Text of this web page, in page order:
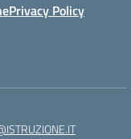
Privacy Policy